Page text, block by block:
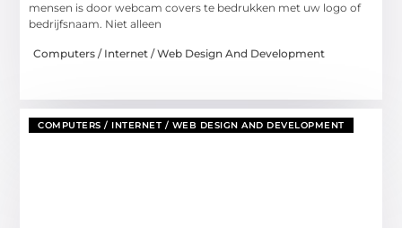
mensen is door webcam covers te bedrukken met uw logo of
bedrijfsnaam. Niet alleen
Computers / Internet / Web Design And Development
COMPUTERS / INTERNET / WEB DESIGN AND DEVELOPMENT